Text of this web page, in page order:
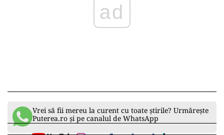
ad
Vrei să fii mereu la curent cu toate știrile? Urmărește
Puterea.ro și pe canalul de WhatsApp